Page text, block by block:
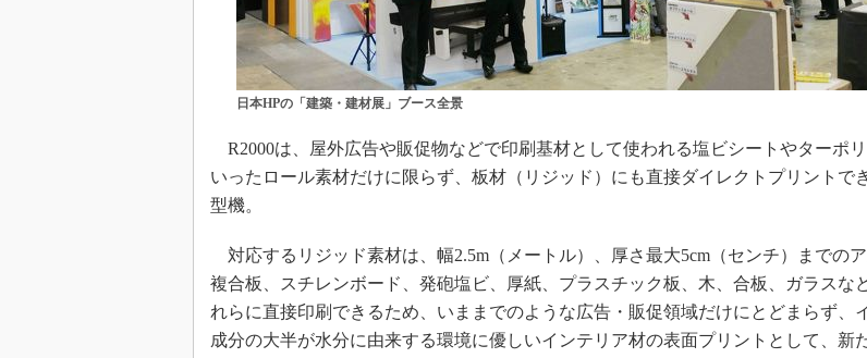
日本HPの「建築・建材展」ブース全景
R2000は、屋外広告や販促物などで印刷基材として使われる塩ビシートやターポ
いったロール素材だけに限らず、板材（リジッド）にも直接ダイレクトプリントで
型機。
対応するリジッド素材は、幅2.5m（メートル）、厚さ最大5cm（センチ）までのア
複合板、スチレンボード、発砲塩ビ、厚紙、プラスチック板、木、合板、ガラスな
れらに直接印刷できるため、いままでのような広告・販促領域だけにとどまらず、
成分の大半が水分に由来する環境に優しいインテリア材の表面プリントとして、新